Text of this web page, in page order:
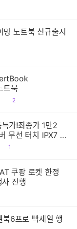
노트북 신규출시
트북
댓
2
가!최종가 1만2
무선 터치 IPX7 방
댓1
쿠팡 로켓 한정
진행
6프로 빡세일 행